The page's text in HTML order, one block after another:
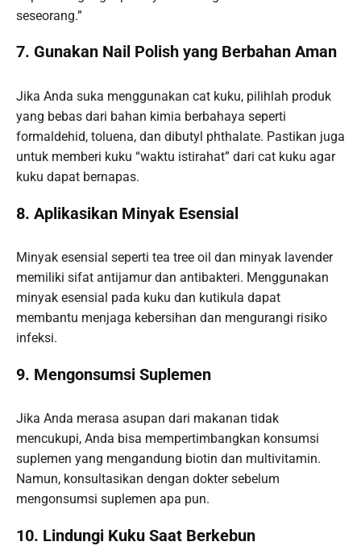
seseorang.”
7. Gunakan Nail Polish yang Berbahan Aman
Jika Anda suka menggunakan cat kuku, pilihlah produk
yang bebas dari bahan kimia berbahaya seperti
formaldehid, toluena, dan dibutyl phthalate. Pastikan juga
untuk memberi kuku “waktu istirahat” dari cat kuku agar
kuku dapat bernapas.
8. Aplikasikan Minyak Esensial
Minyak esensial seperti tea tree oil dan minyak lavender
memiliki sifat antijamur dan antibakteri. Menggunakan
minyak esensial pada kuku dan kutikula dapat
membantu menjaga kebersihan dan mengurangi risiko
infeksi.
9. Mengonsumsi Suplemen
Jika Anda merasa asupan dari makanan tidak
mencukupi, Anda bisa mempertimbangkan konsumsi
suplemen yang mengandung biotin dan multivitamin.
Namun, konsultasikan dengan dokter sebelum
mengonsumsi suplemen apa pun.
10. Lindungi Kuku Saat Berkebun